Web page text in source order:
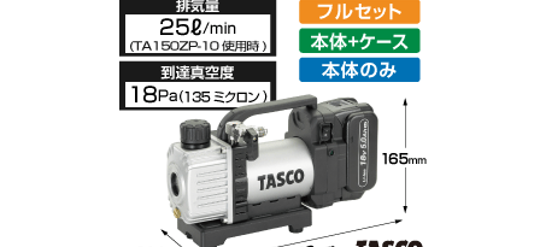
光ファイバー・融着接続機関連
LANケーブル・コネクタ・関連資材/機器
エアコン・換気扇・空調資材
太陽光発電ケーブル・コネクタ・関連資
電気配管工事
EV充電設備工事
照明設置工事
太陽光発電工事
ホテル・病院向け